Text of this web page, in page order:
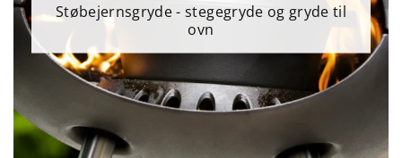
Støbejernsgryde - stegegryde og gryde til
ovn